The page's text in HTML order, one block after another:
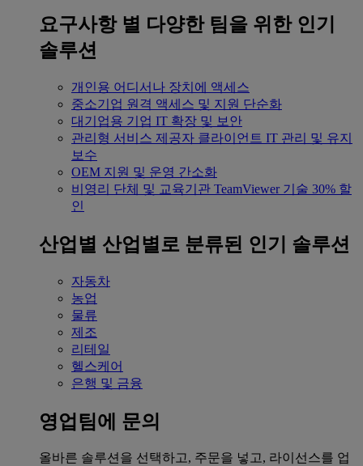
요구사항 별 다양한 팀을 위한 인기
솔루션
개인용 어디서나 장치에 액세스
중소기업 원격 액세스 및 지원 단순화
대기업용 기업 IT 확장 및 보안
관리형 서비스 제공자 클라이언트 IT 관리 및 유지
보수
OEM 지원 및 운영 간소화
비영리 단체 및 교육기관 TeamViewer 기술 30% 할
인
산업별 산업별로 분류된 인기 솔루션
자동차
농업
물류
제조
리테일
헬스케어
은행 및 금융
영업팀에 문의
올바른 솔루션을 선택하고, 주문을 넣고, 라이선스를 업